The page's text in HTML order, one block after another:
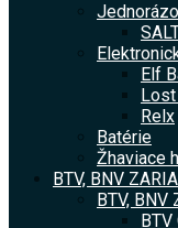
Elf
Relx
Batérie
Žhaviace
BTV, BNV
BTV, BNV
BTV